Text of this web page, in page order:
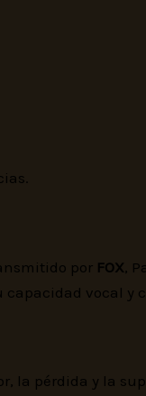
por FOX,
vocal y
la pérdida y la